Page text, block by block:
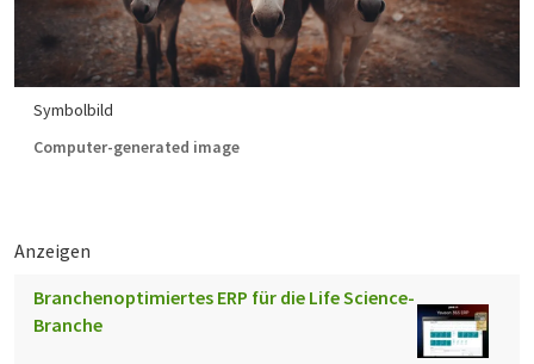
Symbolbild
Computer-generated image
Anzeigen
Branchenoptimiertes ERP für die Life Science-
Branche